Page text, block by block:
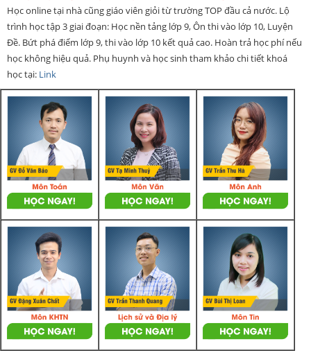
Học online tại nhà cũng giáo viên giỏi từ trường TOP đầu cả nước. Lộ
trình học tập 3 giai đoạn: Học nền tảng lớp 9, Ôn thi vào lớp 10, Luyện
Đề. Bứt phá điểm lớp 9, thi vào lớp 10 kết quả cao. Hoàn trả học phí nếu
học không hiệu quả. Phụ huynh và học sinh tham khảo chi tiết khoá
học tại: Link